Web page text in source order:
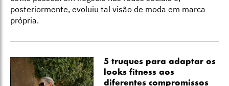
posteriormente, evoluiu tal visão de moda em marca
própria.
5 truques para adaptar os
looks fitness aos
diferentes compromissos